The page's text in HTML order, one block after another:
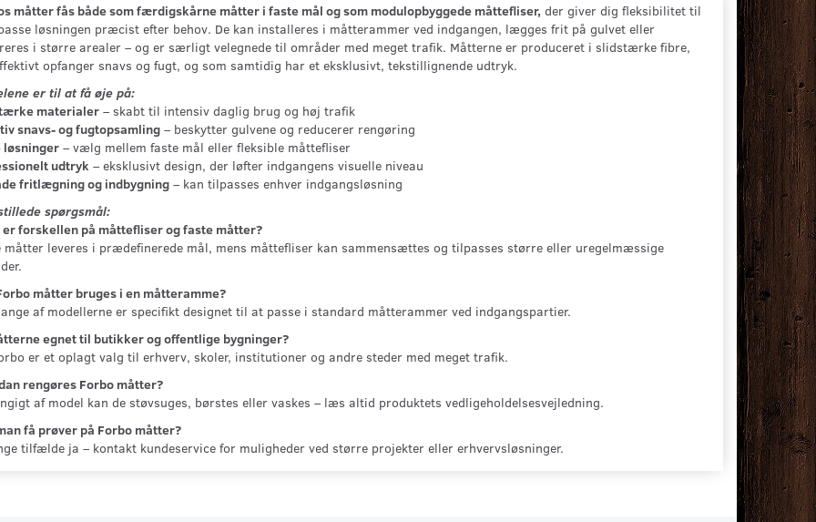
- 90 X 155
CORAL CLASSIC - 135 X 205
CM.
2.345,00 DKK
Se produktet
CORAL BRUSH - 90 X 155 CM.
1.235,00 DKK
Se produktet
CORAL
2.619,00 DKK
Se produktet
måtter fås både som færdigskårne måtter i faste mål og som modulopbyggede måttefliser, der giver dig fleksibilitet til
løsningen præcist efter behov. De kan installeres i måtterammer ved indgangen, lægges frit på gulvet eller
i større arealer – og er særligt velegnede til områder med meget trafik. Måtterne er produceret i slidstærke fibre,
opfanger snavs og fugt, og som samtidig har et eksklusivt, tekstillignende udtryk.
er til at få øje på:
materialer– skabt til intensiv daglig brug og høj trafik
snavs- og fugtopsamling– beskytter gulvene og reducerer rengøring
løsninger– vælg mellem faste mål eller fleksible måttefliser
udtryk – eksklusivt design, der løfter indgangens visuelle niveau
fritlægning og indbygning– kan tilpasses enhver indgangsløsning
spørgsmål:
er forskellen på måttefliser og faste måtter?
måtter leveres i prædefinerede mål, mens måttefliser kan sammensættes og tilpasses større eller uregelmæssige
måtter bruges i en måtteramme?
af modellerne er specifikt designet til at passe i standard måtterammer ved indgangspartier.
egnet til butikker og offentlige bygninger?
er et oplagt valg til erhverv, skoler, institutioner og andre steder med meget trafik.
rengøres Forbo måtter?
af model kan de støvsuges, børstes eller vaskes – læs altid produktets vedligeholdelsesvejledning.
få prøver på Forbo måtter?
tilfælde ja – kontakt kundeservice for muligheder ved større projekter eller erhvervsløsninger.